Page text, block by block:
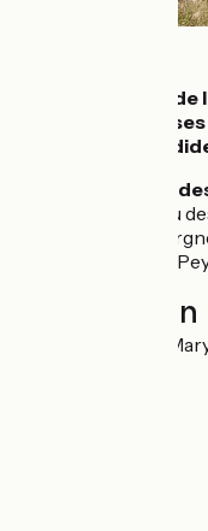
Point culminant de
vélo, du haut de
panorama
Des cols et
Plateau
Pas de
Localisation
99 Route du Puy